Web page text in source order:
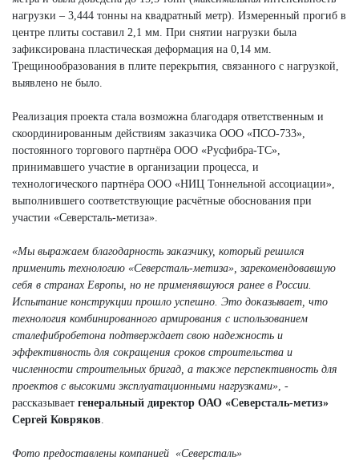
нагрузки – 3,444 тонны на квадратный метр). Измеренный прогиб в
центре плиты составил 2,1 мм. При снятии нагрузки была
зафиксирована пластическая деформация на 0,14 мм.
Трещинообразования в плите перекрытия, связанного с нагрузкой,
выявлено не было.
Реализация проекта стала возможна благодаря ответственным и
скоординированным действиям заказчика ООО «ПСО-733»,
постоянного торгового партнёра ООО «Русфибра-ТС»,
принимавшего участие в организации процесса, и
технологического партнёра ООО «НИЦ Тоннельной ассоциации»,
выполнившего соответствующие расчётные обоснования при
участии «Северсталь-метиза».
«Мы выражаем благодарность заказчику, который решился
применить технологию «Северсталь-метиза», зарекомендовавшую
себя в странах Европы, но не применявшуюся ранее в России.
Испытание конструкции прошло успешно. Это доказывает, что
технология комбинированного армирования с использованием
сталефибробетона подтверждает свою надежность и
эффективность для сокращения сроков строительства и
численности строительных бригад, а также перспективность для
проектов с высокими эксплуатационными нагрузками», -
рассказывает генеральный директор ОАО «Северсталь-метиз»
Сергей Ковряков.
Фото предоставлены компанией «Северсталь»